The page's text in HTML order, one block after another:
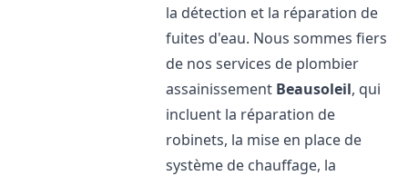
la détection et la réparation de
fuites d'eau. Nous sommes fiers
de nos services de plombier
assainissement Beausoleil, qui
incluent la réparation de
robinets, la mise en place de
système de chauffage, la